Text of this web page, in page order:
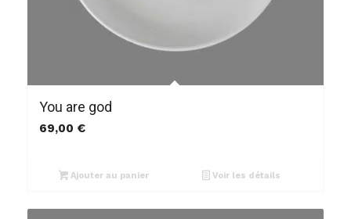
You are god
69,00 €
Ajouter au panier Voir les détails